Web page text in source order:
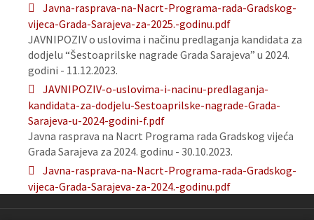
Javna-rasprava-na-Nacrt-Programa-rada-Gradskog-
vijeca-Grada-Sarajeva-za-2025.-godinu.pdf
JAVNIPOZIV o uslovima i načinu predlaganja kandidata za
dodjelu “Šestoaprilske nagrade Grada Sarajeva” u 2024.
godini - 11.12.2023.
JAVNIPOZIV-o-uslovima-i-nacinu-predlaganja-
kandidata-za-dodjelu-Sestoaprilske-nagrade-Grada-
Sarajeva-u-2024-godini-f.pdf
Javna rasprava na Nacrt Programa rada Gradskog vijeća
Grada Sarajeva za 2024. godinu - 30.10.2023.
Javna-rasprava-na-Nacrt-Programa-rada-Gradskog-
vijeca-Grada-Sarajeva-za-2024.-godinu.pdf